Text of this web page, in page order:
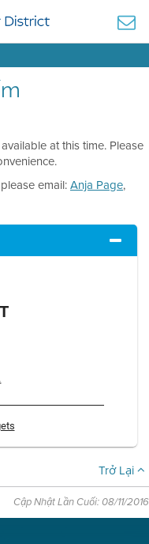
at this time. Please
email:Anja Page,
Trở Lại
Cập Nhật Lần Cuối: 08/11/2016